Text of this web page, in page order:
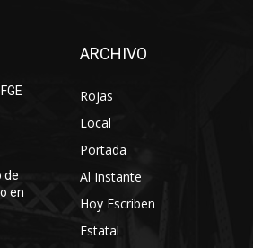
de
en
ARCHIVO
Rojas
Local
Portada
Al Instante
Hoy Escriben
Estatal